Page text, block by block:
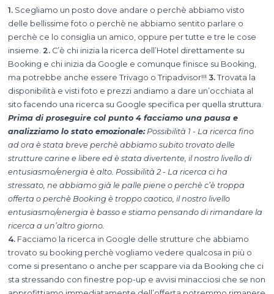
1.Scegliamo un posto dove andare o perchè abbiamo visto
delle bellissime foto o perchè ne abbiamo sentito parlare o
perchè ce lo consiglia un amico, oppure per tutte e tre le cose
insieme. 2.C’è chi inizia la ricerca dell’Hotel direttamente su
Booking e chi inizia da Google e comunque finisce su Booking,
ma potrebbe anche essere Trivago o Tripadvisor!!! 3.Trovata la
disponibilità e visti foto e prezzi andiamo a dare un’occhiata al
sito facendo una ricerca su Google specifica per quella struttura.
Prima di proseguire col punto 4 facciamo una pausa e
analizziamo lo stato emozionale: Possibilità 1 - La ricerca fino
ad ora è stata breve perchè abbiamo subito trovato delle
strutture carine e libere ed è stata divertente, il nostro livello di
entusiasmo/energia è alto. Possibilità 2 - La ricerca ci ha
stressato, ne abbiamo già le palle piene o perchè c’è troppa
offerta o perchè Booking è troppo caotico, il nostro livello
entusiasmo/energia è basso e stiamo pensando di rimandare la
ricerca a un’altro giorno.
4.Facciamo la ricerca in Google delle strutture che abbiamo
trovato su booking perchè vogliamo vedere qualcosa in più o
come si presentano o anche per scappare via da Booking che ci
sta stressando con finestre pop-up e avvisi minacciosi che se non